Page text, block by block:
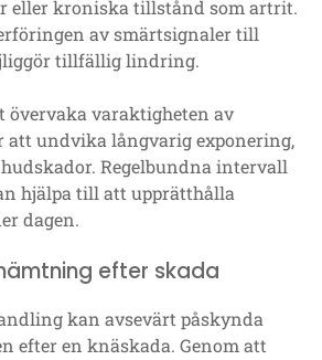
eller kroniska tillstånd som artrit.
av smärtsignaler till
tillfällig lindring.
varaktigheten av
undvika långvarig exponering,
Regelbundna intervall
hjälpa till att upprätthålla
dagen.
efter skada
kan avsevärt påskynda
efter en knäskada. Genom att